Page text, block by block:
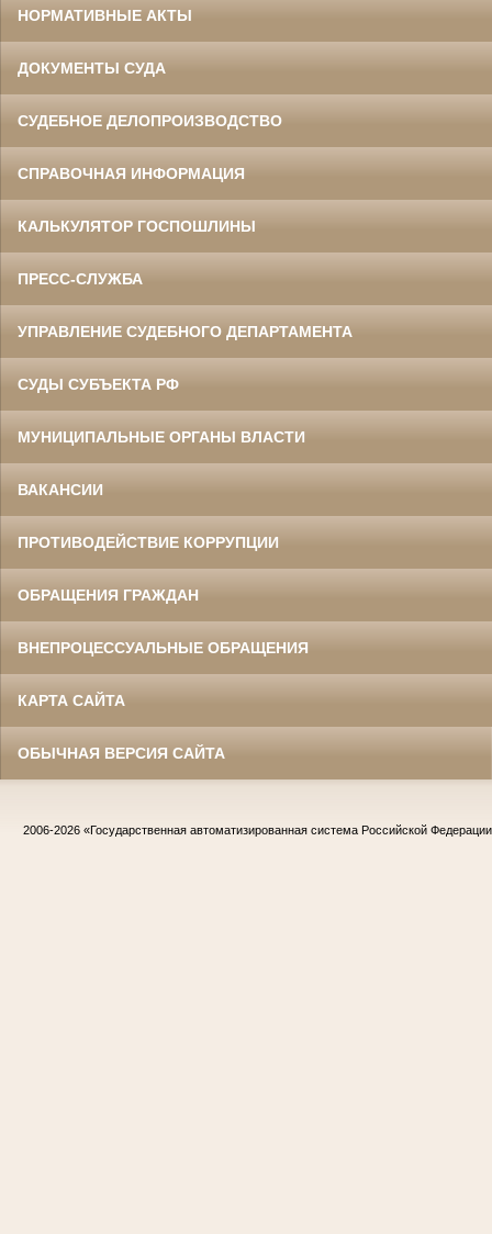
НОРМАТИВНЫЕ АКТЫ
ДОКУМЕНТЫ СУДА
СУДЕБНОЕ ДЕЛОПРОИЗВОДСТВО
СПРАВОЧНАЯ ИНФОРМАЦИЯ
КАЛЬКУЛЯТОР ГОСПОШЛИНЫ
ПРЕСС-СЛУЖБА
УПРАВЛЕНИЕ СУДЕБНОГО ДЕПАРТАМЕНТА
СУДЫ СУБЪЕКТА РФ
МУНИЦИПАЛЬНЫЕ ОРГАНЫ ВЛАСТИ
ВАКАНСИИ
ПРОТИВОДЕЙСТВИЕ КОРРУПЦИИ
ОБРАЩЕНИЯ ГРАЖДАН
ВНЕПРОЦЕССУАЛЬНЫЕ ОБРАЩЕНИЯ
КАРТА САЙТА
ОБЫЧНАЯ ВЕРСИЯ САЙТА
2006-2026 «Государственная автоматизированная система Российской